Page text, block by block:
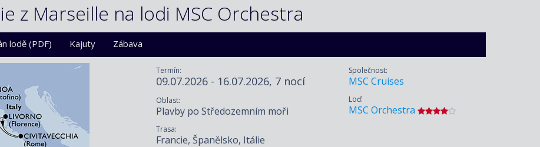
z Marseille na lodi MSC Orchestra
lodě (PDF) Kajuty Zábava
Termín:
09.07.2026 - 16.07.2026, 7 nocí
Oblast:
Plavby po Středozemním moři
Trasa:
Francie, Španělsko, Itálie
Společnost:
MSC Cruises
Loď:
MSC Orchestra